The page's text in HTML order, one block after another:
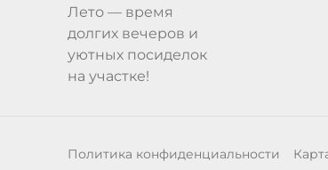
Лето — время
долгих вечеров и
уютных посиделок
на участке!
Политика конфиденциальности